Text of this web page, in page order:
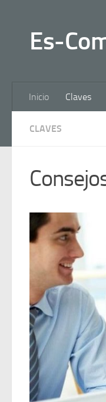
Es-
Inicio Claves
CLAVES